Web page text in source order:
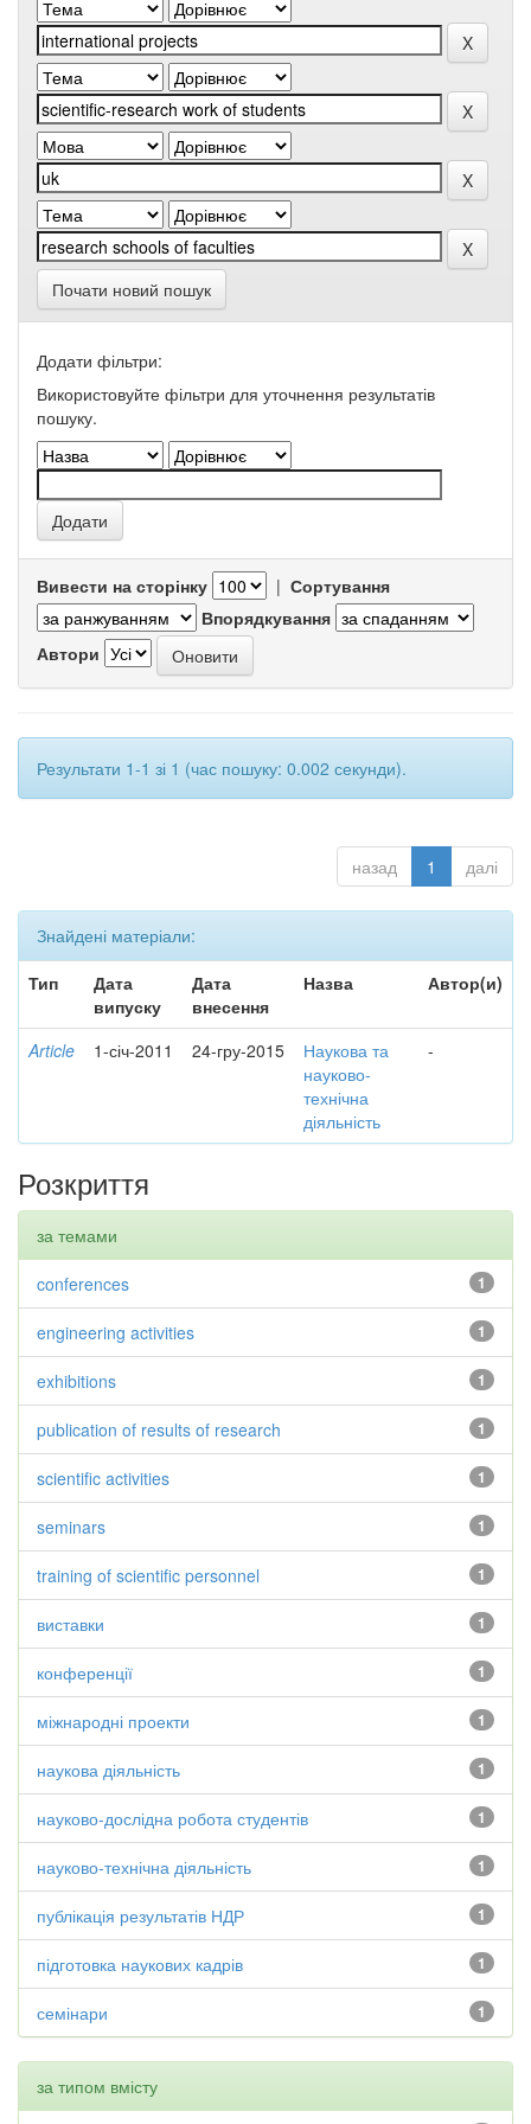
Почати новий пошук
Додати фільтри:
Використовуйте фільтри для уточнення результатів
пошуку.
Вивести на сторінку | Сортування
Впорядкування
Автори
Результати 1-1 зі 1 (час пошуку: 0.002 секунди).
назад 1 далі
Знайдені матеріали:
Тип
Дата
випуску
Дата
внесення
Назва Автор(и)
Article 1-січ-2011 24-гру-2015
Наукова та
науково-
технічна
діяльність
-
Розкриття
за темами
1
conferences
1
engineering activities
1
exhibitions
1
publication of results of research
1
scientific activities
1
seminars
1
training of scientific personnel
1
виставки
1
конференції
1
міжнародні проекти
1
наукова діяльність
1
науково-дослідна робота студентів
1
науково-технічна діяльність
1
публікація результатів НДР
1
підготовка наукових кадрів
1
семінари
за типом вмісту